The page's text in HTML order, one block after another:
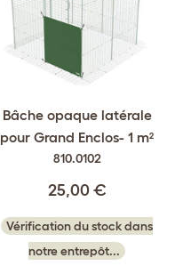
Bâche opaque latérale
pour Grand Enclos- 1 m²
810.0102
25,00 €
Vérification du stock dans
notre entrepôt...